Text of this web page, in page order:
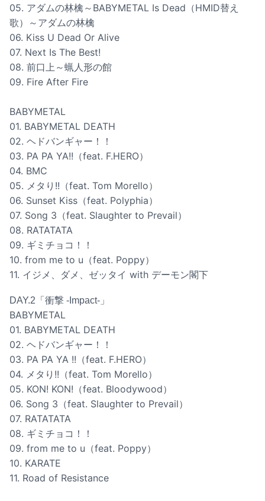
05. アダムの林檎～BABYMETAL Is Dead（HMID替え
歌）～アダムの林檎
06. Kiss U Dead Or Alive
07. Next Is The Best!
08. 前口上～蝋人形の館
09. Fire After Fire
BABYMETAL
01. BABYMETAL DEATH
02. ヘドバンギャー！！
03. PA PA YA!!（feat. F.HERO）
04. BMC
05. メタり!!（feat. Tom Morello）
06. Sunset Kiss（feat. Polyphia）
07. Song 3（feat. Slaughter to Prevail）
08. RATATATA
09. ギミチョコ！！
10. from me to u（feat. Poppy）
11. イジメ、ダメ、ゼッタイ with デーモン閣下
DAY.2「衝撃 -Impact-」
BABYMETAL
01. BABYMETAL DEATH
02. ヘドバンギャー！！
03. PA PA YA !!（feat. F.HERO）
04. メタり!!（feat. Tom Morello）
05. KON! KON!（feat. Bloodywood）
06. Song 3（feat. Slaughter to Prevail）
07. RATATATA
08. ギミチョコ！！
09. from me to u（feat. Poppy）
10. KARATE
11. Road of Resistance